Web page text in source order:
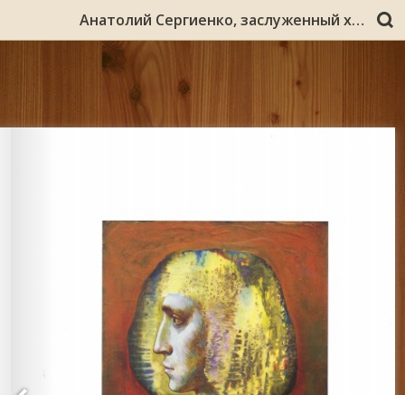
Анатолий Сергиенко, заслуженный художник России : живопись, графика / Мурм. отд-ние ВТОО "Союз художников России", Мурм. обл. художеств. музей. - Североморск : [б. и.], 2011. - [28] с. : в основном ил., портр.